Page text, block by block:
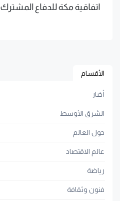
اتفاقية مكة للدفاع المشترك
الأقسام
أخبار
الشرق الأوسط
حول العالم
عالم الاقتصاد
رياضة
فنون وثقافة